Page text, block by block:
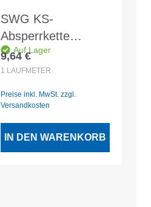
SWG KS-
Absperrkette
Rot/Weiss 8mm
12lfm Rolle
Auf Lager
Regulärer Preis:
9,64 €
1 LAUFMETER
Preise inkl. MwSt. zzgl.
Versandkosten
IN DEN WARENKORB